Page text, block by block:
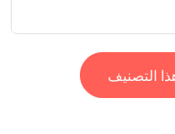
التصنيف